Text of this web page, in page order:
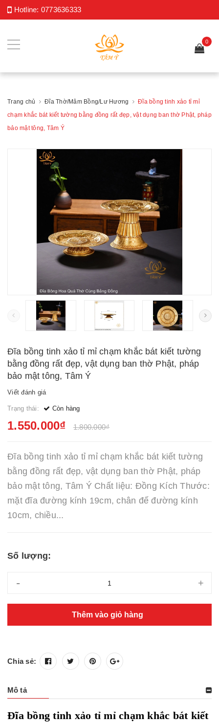
Hotline: 0773636333
0
Trang chủ Đĩa Thờ/Mâm Bồng/Lư Hương Đĩa bồng tinh xảo tỉ mỉ
chạm khắc bát kiết tường bằng đồng rất đẹp, vật dụng ban thờ Phật, pháp
bảo mật tông, Tâm Ý
Đĩa bồng tinh xảo tỉ mỉ chạm khắc bát kiết tường
bằng đồng rất đẹp, vật dụng ban thờ Phật, pháp
bảo mật tông, Tâm Ý
Viết đánh giá
Trạng thái: Còn hàng
1.550.000₫ 1.800.000₫
Đĩa bồng tinh xảo tỉ mỉ chạm khắc bát kiết tường
bằng đồng rất đẹp, vật dụng ban thờ Phật, pháp
bảo mật tông, Tâm Ý Chất liệu: Đồng Kích Thước:
mặt đĩa đường kính 19cm, chân đế đường kính
10cm, chiều...
Số lượng:
- +
Thêm vào giỏ hàng
Chia sẻ:
Mô tả
Đĩa bồng tinh xảo tỉ mỉ chạm khắc bát kiết